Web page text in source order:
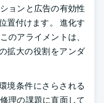
ョンと広告の有効性
置付けます。 進化す
のアライメントは、
拡大の役割をアンダ
境条件にさらされる
理の課題に直面して